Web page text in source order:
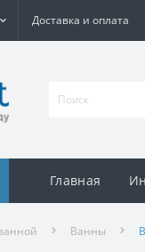
Доставка и оплата
Главная
Ванны